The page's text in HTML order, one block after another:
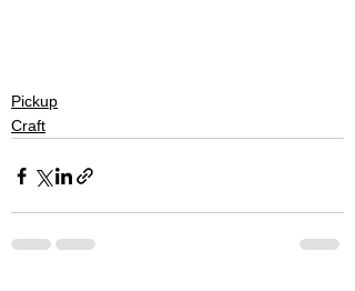
Pickup
Craft